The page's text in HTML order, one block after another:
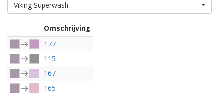
Viking Superwash
Omschrijving
177
115
167
165